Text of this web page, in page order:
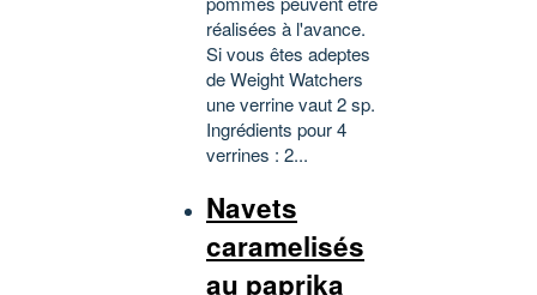
réalisées à l'avance.
Si vous êtes adeptes
de Weight Watchers
une verrine vaut 2 sp.
Ingrédients pour 4
verrines : 2...
Navets
caramelisés
au paprika